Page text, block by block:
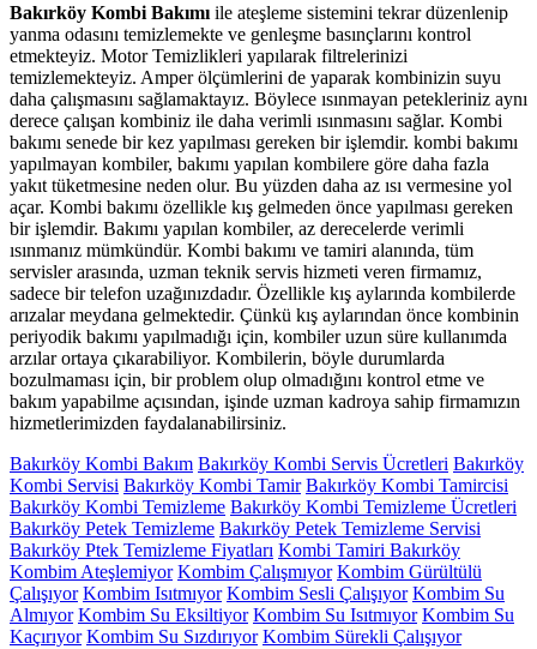
Bakırköy Kombi Bakımı ile ateşleme sistemini tekrar düzenlenip
yanma odasını temizlemekte ve genleşme basınçlarını kontrol
etmekteyiz. Motor Temizlikleri yapılarak filtrelerinizi
temizlemekteyiz. Amper ölçümlerini de yaparak kombinizin suyu
daha çalışmasını sağlamaktayız. Böylece ısınmayan petekleriniz aynı
derece çalışan kombiniz ile daha verimli ısınmasını sağlar. Kombi
bakımı senede bir kez yapılması gereken bir işlemdir. kombi bakımı
yapılmayan kombiler, bakımı yapılan kombilere göre daha fazla
yakıt tüketmesine neden olur. Bu yüzden daha az ısı vermesine yol
açar. Kombi bakımı özellikle kış gelmeden önce yapılması gereken
bir işlemdir. Bakımı yapılan kombiler, az derecelerde verimli
ısınmanız mümkündür. Kombi bakımı ve tamiri alanında, tüm
servisler arasında, uzman teknik servis hizmeti veren firmamız,
sadece bir telefon uzağınızdadır. Özellikle kış aylarında kombilerde
arızalar meydana gelmektedir. Çünkü kış aylarından önce kombinin
periyodik bakımı yapılmadığı için, kombiler uzun süre kullanımda
arzılar ortaya çıkarabiliyor. Kombilerin, böyle durumlarda
bozulmaması için, bir problem olup olmadığını kontrol etme ve
bakım yapabilme açısından, işinde uzman kadroya sahip firmamızın
hizmetlerimizden faydalanabilirsiniz.
Bakırköy Kombi Bakım Bakırköy Kombi Servis Ücretleri Bakırköy
Kombi Servisi Bakırköy Kombi Tamir Bakırköy Kombi Tamircisi
Bakırköy Kombi Temizleme Bakırköy Kombi Temizleme Ücretleri
Bakırköy Petek Temizleme Bakırköy Petek Temizleme Servisi
Bakırköy Ptek Temizleme Fiyatları Kombi Tamiri Bakırköy
Kombim Ateşlemiyor Kombim Çalışmıyor Kombim Gürültülü
Çalışıyor Kombim Isıtmıyor Kombim Sesli Çalışıyor Kombim Su
Almıyor Kombim Su Eksiltiyor Kombim Su Isıtmıyor Kombim Su
Kaçırıyor Kombim Su Sızdırıyor Kombim Sürekli Çalışıyor